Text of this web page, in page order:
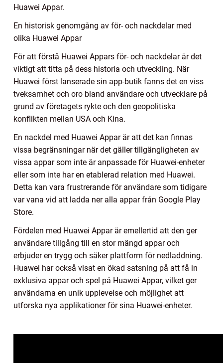
Huawei Appar.
En historisk genomgång av för- och nackdelar med
olika Huawei Appar
För att förstå Huawei Appars för- och nackdelar är det
viktigt att titta på dess historia och utveckling. När
Huawei först lanserade sin app-butik fanns det en viss
tveksamhet och oro bland användare och utvecklare på
grund av företagets rykte och den geopolitiska
konflikten mellan USA och Kina.
En nackdel med Huawei Appar är att det kan finnas
vissa begränsningar när det gäller tillgängligheten av
vissa appar som inte är anpassade för Huawei-enheter
eller som inte har en etablerad relation med Huawei.
Detta kan vara frustrerande för användare som tidigare
var vana vid att ladda ner alla appar från Google Play
Store.
Fördelen med Huawei Appar är emellertid att den ger
användare tillgång till en stor mängd appar och
erbjuder en trygg och säker plattform för nedladdning.
Huawei har också visat en ökad satsning på att få in
exklusiva appar och spel på Huawei Appar, vilket ger
användarna en unik upplevelse och möjlighet att
utforska nya applikationer för sina Huawei-enheter.